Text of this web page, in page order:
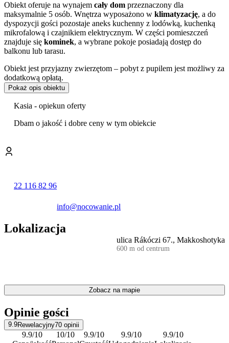
Obiekt oferuje na wynajem cały dom przeznaczony dla
maksymalnie 5 osób. Wnętrza wyposażono w klimatyzację, a do
dyspozycji gości pozostaje aneks kuchenny z lodówką, kuchenką
mikrofalową i czajnikiem elektrycznym. W części pomieszczeń
znajduje się kominek, a wybrane pokoje posiadają dostęp do
balkonu lub tarasu.
Obiekt jest przyjazny zwierzętom – pobyt z pupilem jest możliwy za
dodatkową opłatą.
Na terenie posesji znajduje się ogród oraz miejsce do przygotowania
posiłków na świeżym powietrzu, w tym
wypoczynkowi, oferując warunki do uprawiania turystyki pieszej.
Goście szczególnie wysoko oceniają personel, a także czystość i
Zmotoryzowani goście mogą skorzystać z
Fi. Doba hotelowa rozpoczyna się o godzinie 14:00, a kończy o
10:00. Personel posługuje się językiem węgierskim i angielskim.
Pokaż opis obiektu
Kasia - opiekun oferty
Dbam o jakość i dobre ceny w tym obiekcie
22 116 82 96
info@nocowanie.pl
Lokalizacja
ulica Rákóczi 67., Makkoshotyka
600 m od centrum
Zobacz na mapie
Opinie gości
9.9Rewelacyjny70 opinii
9.9/10
10/10
9.9/10
9.9/10
9.9/10